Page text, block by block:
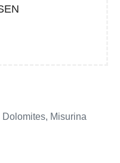
Misurina